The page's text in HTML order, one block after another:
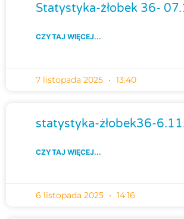
Statystyka-żłobek 36-
CZYTAJ WIĘCEJ...
7 listopada 2025 13:40
statystyka-żłobek36-
CZYTAJ WIĘCEJ...
6 listopada 2025 14:16